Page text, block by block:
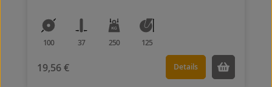
100 37 250 125
19,56 € Details